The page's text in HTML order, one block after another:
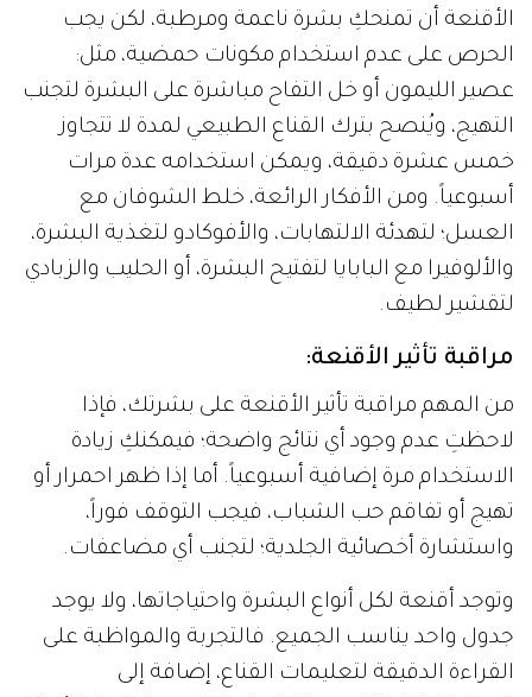
الأقنعة أن تمنحكِ بشرة ناعمة ومرطبة، لكن يجب
الحرص على عدم استخدام مكونات حمضية، مثل:
عصير الليمون أو خل التفاح مباشرة على البشرة لتجنب
التهيج، ويُنصح بترك القناع الطبيعي لمدة لا تتجاوز
خمس عشرة دقيقة، ويمكن استخدامه عدة مرات
أسبوعياً. ومن الأفكار الرائعة، خلط الشوفان مع
العسل؛ لتهدئة الالتهابات، والأفوكادو لتغذية البشرة،
والألوفيرا مع البابايا لتفتيح البشرة، أو الحليب والزبادي
لتقشير لطيف.
مراقبة تأثير الأقنعة:
من المهم مراقبة تأثير الأقنعة على بشرتك، فإذا
لاحظتِ عدم وجود أي نتائج واضحة؛ فيمكنكِ زيادة
الاستخدام مرة إضافية أسبوعياً. أما إذا ظهر احمرار أو
تهيج أو تفاقم حب الشباب، فيجب التوقف فوراً،
واستشارة أخصائية الجلدية؛ لتجنب أي مضاعفات.
وتوجد أقنعة لكل أنواع البشرة واحتياجاتها، ولا يوجد
جدول واحد يناسب الجميع. فالتجربة والمواظبة على
القراءة الدقيقة لتعليمات القناع، إضافة إلى